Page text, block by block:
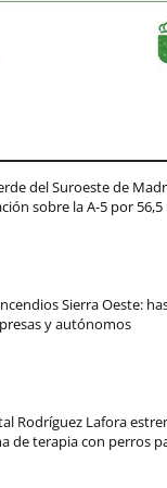
del Suroeste de
sobre la A-5 por
Sierra Oeste:
y autónomos
Rodríguez Lafora
de terapia con perros